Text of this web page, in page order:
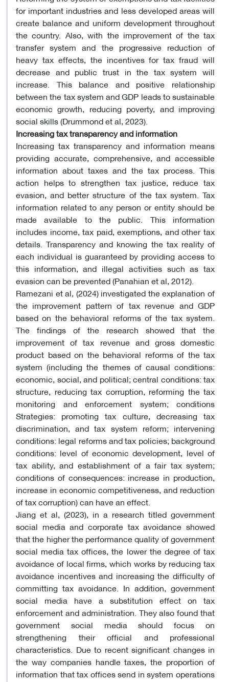
for important industries and less developed areas will
create balance and uniform development throughout
the country. Also, with the improvement of the tax
transfer system and the progressive reduction of
heavy tax effects, the incentives for tax fraud will
decrease and public trust in the tax system will
increase. This balance and positive relationship
between the tax system and GDP leads to sustainable
economic growth, reducing poverty, and improving
social skills (Drummond et al, 2023).
Increasing tax transparency and information
Increasing tax transparency and information means
providing accurate, comprehensive, and accessible
information about taxes and the tax process. This
action helps to strengthen tax justice, reduce tax
evasion, and better structure of the tax system. Tax
information related to any person or entity should be
made available to the public. This information
includes income, tax paid, exemptions, and other tax
details. Transparency and knowing the tax reality of
each individual is guaranteed by providing access to
this information, and illegal activities such as tax
evasion can be prevented (Panahian et al, 2012).
Ramezani et al, (2024) investigated the explanation of
the improvement pattern of tax revenue and GDP
based on the behavioral reforms of the tax system.
The findings of the research showed that the
improvement of tax revenue and gross domestic
product based on the behavioral reforms of the tax
system (including the themes of causal conditions:
economic, social, and political; central conditions: tax
structure, reducing tax corruption, reforming the tax
monitoring and enforcement system; conditions
Strategies: promoting tax culture, decreasing tax
discrimination, and tax system reform; intervening
conditions: legal reforms and tax policies; background
conditions: level of economic development, level of
tax ability, and establishment of a fair tax system;
conditions of consequences: increase in production,
increase in economic competitiveness, and reduction
of tax corruption) can have an effect.
Jiang et al, (2023), in a research titled government
social media and corporate tax avoidance showed
that the higher the performance quality of government
social media tax offices, the lower the degree of tax
avoidance of local firms, which works by reducing tax
avoidance incentives and increasing the difficulty of
committing tax avoidance. In addition, government
social media have a substitution effect on tax
enforcement and administration. They also found that
government social media should focus on
strengthening their official and professional
characteristics. Due to recent significant changes in
the way companies handle taxes, the proportion of
information that tax offices send in system operations